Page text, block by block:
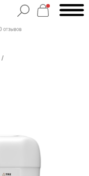
/